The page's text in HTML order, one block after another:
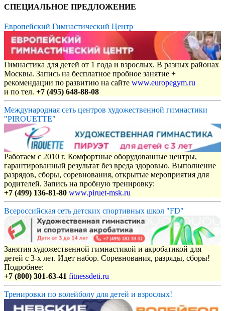
СПЕЦИАЛЬНОЕ ПРЕДЛОЖЕНИЕ
Европейский Гимнастический Центр
Гимнастика для детей от 1 года и взрослых. В разных районах
Москвы. Запись на бесплатное пробное занятие +
рекомендации по развитию на сайте www.europegym.ru
и по тел. +7 (495) 648-88-08
Международная сеть центров художественной гимнастики
"PIROUETTE"
Работаем с 2010 г. Комфортные оборудованные центры,
гарантированный результат без вреда здоровью. Выполнение
разрядов, сборы, соревнования, открытые мероприятия для
родителей. Запись на пробную тренировку:
+7 (499) 136-81-80 www.piruet-msk.ru
Всероссийская сеть детских спортивных школ "FD"
Занятия художественной гимнастикой и акробатикой для
детей с 3-х лет. Идет набор. Соревнования, разряды, сборы!
Подробнее:
+7 (800) 301-63-41 fitnessdeti.ru
Тренировки по волейболу для детей и взрослых!